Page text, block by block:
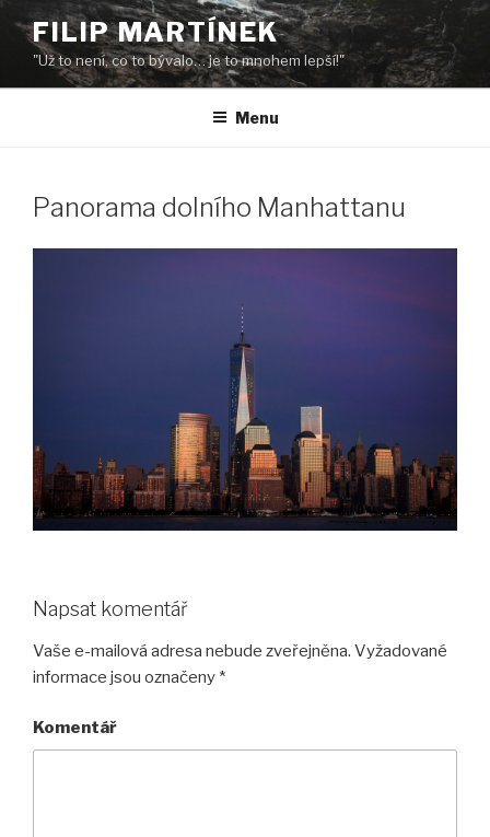
Přejít
obsahu
webu
FILIP MARTÍNEK
"Už to není, co to bývalo… je to mnohem lepší!"
Menu
Panorama dolního Manhattanu
Napsat komentář
Vaše e-mailová adresa nebude zveřejněna. Vyžadované
informace jsou označeny *
Komentář